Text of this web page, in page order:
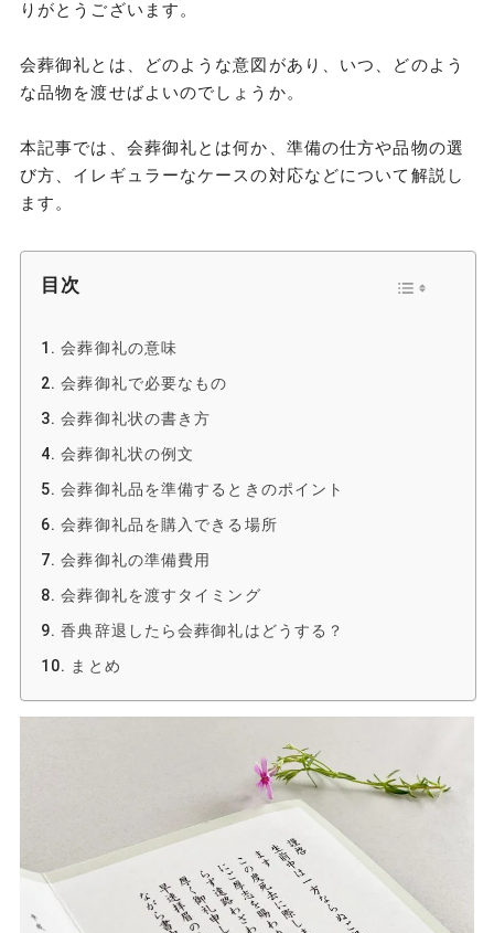
りがとうございます。
会葬御礼とは、どのような意図があり、いつ、どのよう
な品物を渡せばよいのでしょうか。
本記事では、会葬御礼とは何か、準備の仕方や品物の選
び方、イレギュラーなケースの対応などについて解説し
ます。
目次
会葬御礼の意味
会葬御礼で必要なもの
会葬御礼状の書き方
会葬御礼状の例文
会葬御礼品を準備するときのポイント
会葬御礼品を購入できる場所
会葬御礼の準備費用
会葬御礼を渡すタイミング
香典辞退したら会葬御礼はどうする？
まとめ